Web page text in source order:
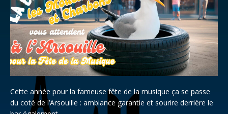
Cette année pour la fameuse fête de la musique ça se passe
du coté de l’Arsouille : ambiance garantie et sourire derrière le